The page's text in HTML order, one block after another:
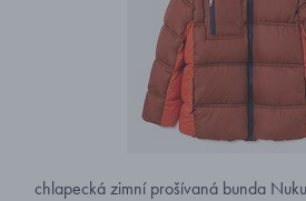
chlapecká zimní prošívaná bunda